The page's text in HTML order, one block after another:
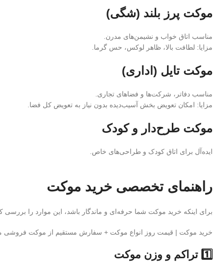
موکت پرز بلند (شگی)
مناسب اتاق خواب و نشیمن‌های مدرن.
مزایا: لطافت بالا، ظاهر لوکس، حس گرما.
موکت تایل (اداری)
مناسب دفاتر، شرکت‌ها و فضاهای تجاری.
مزایا: امکان تعویض بخش آسیب‌دیده بدون نیاز به تعویض کل فضا.
موکت طرح‌دار و کودک
ایده‌آل برای اتاق کودک و طراحی‌های خاص.
راهنمای تخصصی خرید موکت
برای اینکه خرید موکت شما حرفه‌ای و ماندگار باشد، این موارد را بررسی
خرید موکت | قیمت روز انواع موکت + سفارش مستقیم از موکت فروشی
1️⃣ تراکم و وزن موکت